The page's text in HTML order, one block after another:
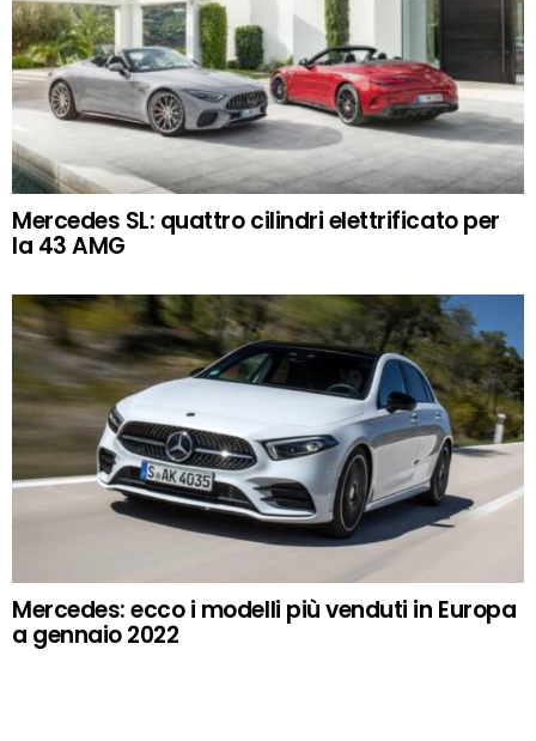
Mercedes SL: quattro cilindri elettrificato per
la 43 AMG
Mercedes: ecco i modelli più venduti in Europa
a gennaio 2022